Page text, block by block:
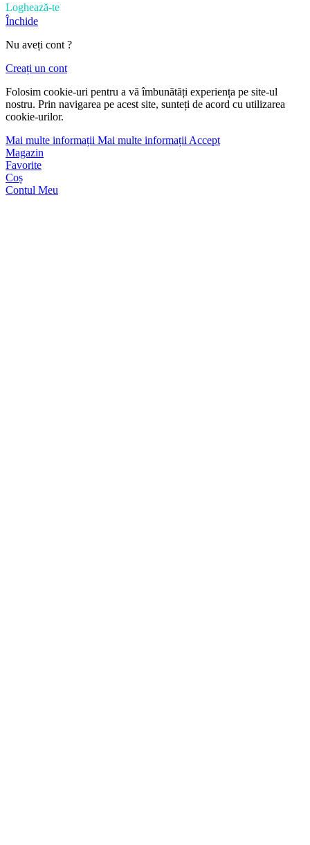
Loghează-te
Închide
Nu aveți cont ?
Creați un cont
Folosim cookie-uri pentru a vă îmbunătăți experiența pe site-ul
nostru. Prin navigarea pe acest site, sunteți de acord cu utilizarea
cookie-urilor.
Mai multe informații Mai multe informațiiAccept
Magazin
Favorite
Coș
Contul Meu